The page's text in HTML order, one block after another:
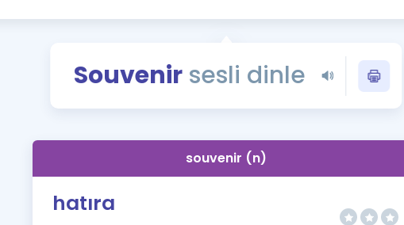
YDS - YÖKDİL
İngilizce Gramer
Souvenir sesli dinle
souvenir (n)
hatıra